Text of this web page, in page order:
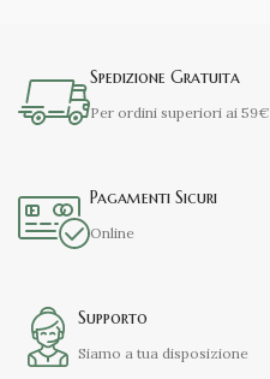
Spedizione Gratuita
Per ordini superiori ai 59€
Pagamenti Sicuri
Online
Supporto
Siamo a tua disposizione